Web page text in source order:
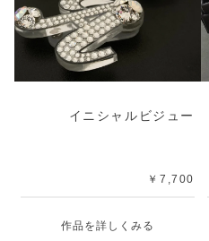
イニシャルビジュー
￥7,700
作品を詳しくみる